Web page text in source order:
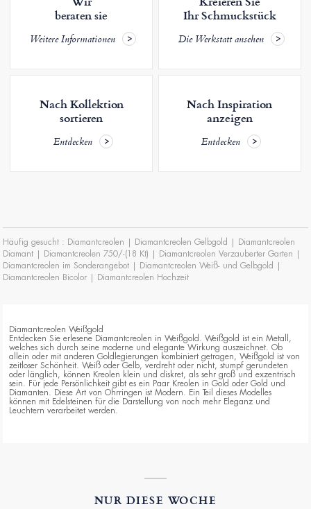
beraten sie
Weitere Informationen
Ihr Schmuckstück
Die Werkstatt ansehen
Nach Kollektion
sortieren
Entdecken
Nach Inspiration
anzeigen
Entdecken
Häufig gesucht : Diamantcreolen | Diamantcreolen Gelbgold | Diamantcreolen
Diamant | Diamantcreolen 750/-(18 Kt) | Diamantcreolen Verzauberter Garten |
Diamantcreolen im Sonderangebot | Diamantcreolen Weiß- und Gelbgold |
Diamantcreolen Bicolor | Diamantcreolen Hochzeit
Diamantcreolen Weißgold
Entdecken Sie erlesene Diamantcreolen in Weißgold. Weißgold ist ein Metall,
welches sich durch seine moderne und elegante Wirkung auszeichnet. Ob
allein oder mit anderen Goldlegierungen kombiniert getragen, Weißgold ist von
zeitloser Schönheit. Weiß oder Gelb, verdreht oder nicht, stumpf gerundeten
oder länglich, können Kreolen klein und diskret, als sehr groß und exzentrisch
sein. Für jede Persönlichkeit gibt es ein Paar Kreolen in Gold oder Gold und
Diamanten. Diese Art von Ohrringen ist Modern. Ein Teil dieses Modelles
können mit Edelsteinen für die Darstellung von noch mehr Eleganz und
Leuchtern verarbeitet werden.
NUR DIESE WOCHE